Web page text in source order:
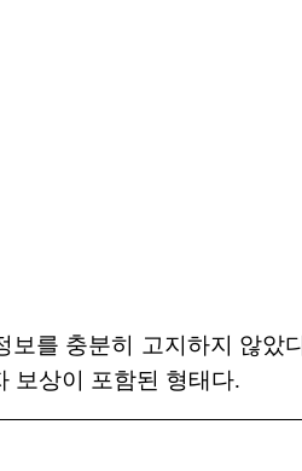
를 충분히 고지하지 않았
보상이 포함된 형태다.